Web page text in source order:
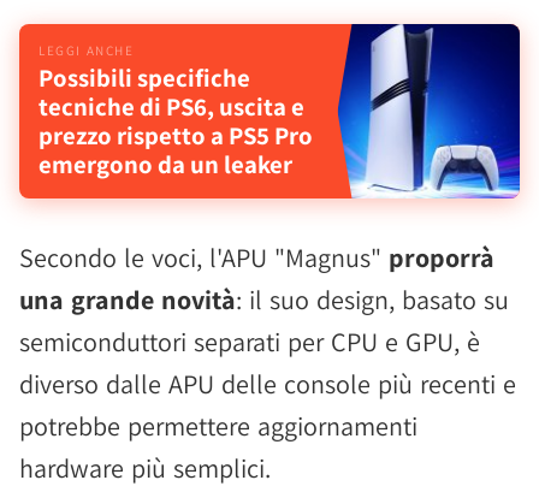
Possibili specifiche
tecniche di PS6, uscita e
prezzo rispetto a PS5 Pro
emergono da un leaker
Secondo le voci, l'APU "Magnus" proporrà
una grande novità: il suo design, basato su
semiconduttori separati per CPU e GPU, è
diverso dalle APU delle console più recenti e
potrebbe permettere aggiornamenti
hardware più semplici.